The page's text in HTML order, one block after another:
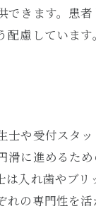
きます。患
慮していま
や受付スタ
に進めるた
入れ歯やブ
の専門性を